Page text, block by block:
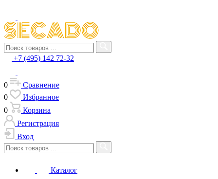
+7 (495) 142 72-32
0
Сравнение
0
Избранное
0
Корзина
Регистрация
Вход
Каталог